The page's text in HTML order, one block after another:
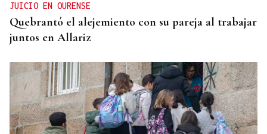
JUICIO EN OURENSE
Quebrantó el alejemiento con su pareja al trabajar
juntos en Allariz